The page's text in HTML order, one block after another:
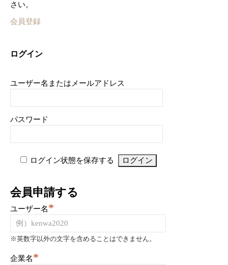
さい。
会員登録
ログイン
ユーザー名またはメールアドレス
パスワード
ログイン状態を保存する
会員申請する
ユーザー名*
※英数字以外の文字を含めることはできません。
企業名*